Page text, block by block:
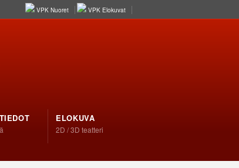
VPK Nuoret VPK Elokuvat
ELOKUVA
2D / 3D teatteri